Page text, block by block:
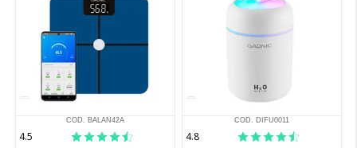
COD. BALAN42A
4.5
COD. DIFU0011
4.8